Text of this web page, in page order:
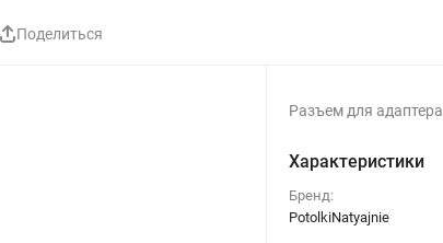
Поделиться
Разъем для адаптера
Характеристики
Бренд:
PotolkiNatyajnie